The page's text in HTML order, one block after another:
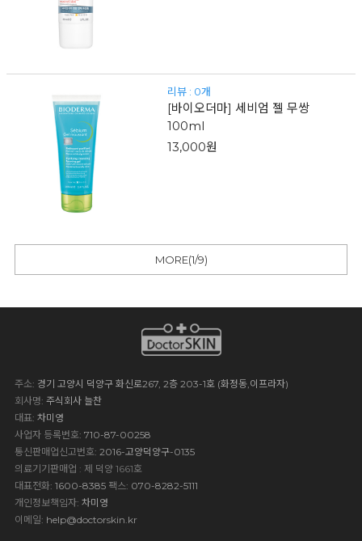
리뷰 : 0개
[바이오더마] 세비엄 젤 무쌍
100ml
13,000원
MORE(1/9)
주소: 경기 고양시 덕양구 화신로267, 2층 203-1호 (화정동,이프라자)
회사명: 주식회사 늘찬
대표: 차미영
사업자 등록번호: 710-87-00258
통신판매업신고번호: 2016-고양덕양구-0135
의료기기판매업 : 제 덕양 1661호
대표전화: 1600-8385 팩스: 070-8282-5111
개인정보책임자: 차미영
이메일: help@doctorskin.kr